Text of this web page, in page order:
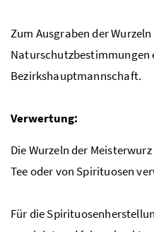
Zum Ausgraben der
Naturschutzbestimmungen
Bezirkshauptmannschaft.
Verwertung:
Die Wurzeln der
Tee oder von Spirituosen
Für die